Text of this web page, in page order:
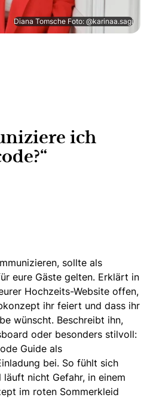
Diana Tomsche Foto: @karinaa.sagi
ich
sollte als
eure Gäste gelten. Erklärt in
Hochzeits-Website offen,
ihr feiert und dass ihr
wünscht. Beschreibt ihn,
oder besonders stilvoll:
Guide als
bei. So fühlt sich
nicht Gefahr, in einem
im roten Sommerkleid